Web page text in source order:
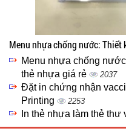
Menu nhựa chống nước: Thiết
Menu nhựa chống
thẻ nhựa giá rẻ
2037
Đặt in chứng nhận
Printing
2253
In thẻ nhựa làm thẻ thư